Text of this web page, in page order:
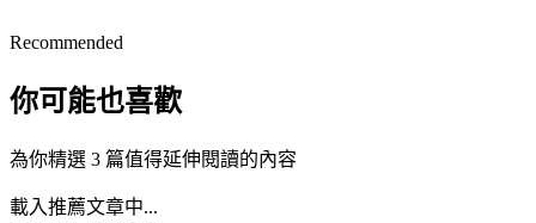
Recommended
你可能也喜歡
為你精選 3 篇值得延伸閱讀的內容
載入推薦文章中...